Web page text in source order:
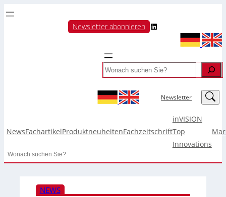
Newsletter abonnieren LinkedIn
Search
Newsletter LinkedIn
NewsFachartikelProduktneuheitenFachzeitschrift
inVISION
Top
Innovations
Search
NEWS